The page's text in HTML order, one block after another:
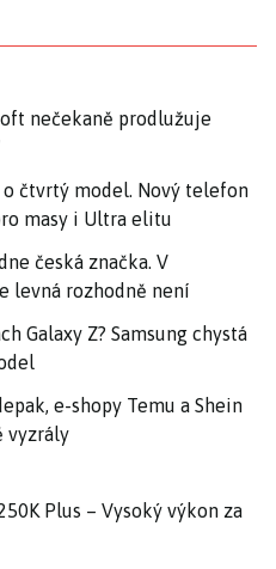
nečekaně prodlužuje
o čtvrtý model. Nový telefon
masy i Ultra elitu
česká značka. V
levná rozhodně není
Galaxy Z? Samsung chystá
e-shopy Temu a Shein
vyzrály
Plus – Vysoký výkon za